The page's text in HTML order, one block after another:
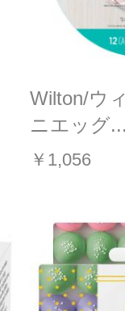
Wilton/ウ
ニエッグ
￥1,056